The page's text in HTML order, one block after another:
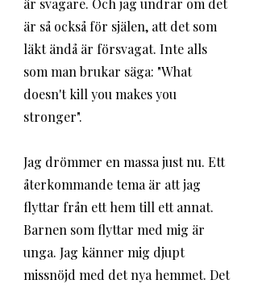
är svagare. Och jag undrar om det
är så också för själen, att det som
läkt ändå är försvagat. Inte alls
som man brukar säga: "What
doesn't kill you makes you
stronger".
Jag drömmer en massa just nu. Ett
återkommande tema är att jag
flyttar från ett hem till ett annat.
Barnen som flyttar med mig är
unga. Jag känner mig djupt
missnöjd med det nya hemmet. Det